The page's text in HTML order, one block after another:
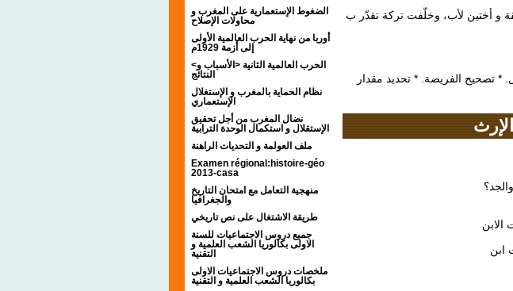
الضغوط الإستعمارية على المغرب و
محاولات الإصلاح
أوربا من نهاية الحرب العالمية الأولى
إلى أزمة 1929م
<الحرب العالمية الثانية <الأسباب و
النتائج
نظام الحماية بالمغرب و الإستغلال
الإستعماري
نضال المغرب من أجل تحقيق
الإستقلال و استكمال الوحدة الترابية
ملف العولمة و التحديات الراهنة
Examen régional:histoire-géo
2013-casa
منهجية التعامل مع امتحان التاريخ
والجغرافيا
طريقة الاشتغال على نص تاريخي
جميع دروس الاجتماعيات للسنة
الاولى بكالوريا الشعب العلمية و
التقنية
ملخصات دروس الاجتماعيات الاولى
بكالوريا الشعب العلمية و التقنية
و أختين لأب، وخلّفت تركة تقدّر ب
تصحيح الفريضة. * تحديد مقدار